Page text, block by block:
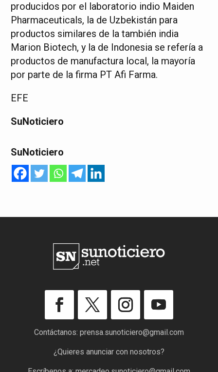
producidos por el laboratorio indio Maiden
Pharmaceuticals, la de Uzbekistán para
productos similares de la también india
Marion Biotech, y la de Indonesia se refería a
productos de manufactura local, la mayoría
por parte de la firma PT Afi Farma.
EFE
SuNoticiero
SuNoticiero
Contáctanos: prensa.sunoticiero@gmail.com
¿Quieres anunciar con nosotros?